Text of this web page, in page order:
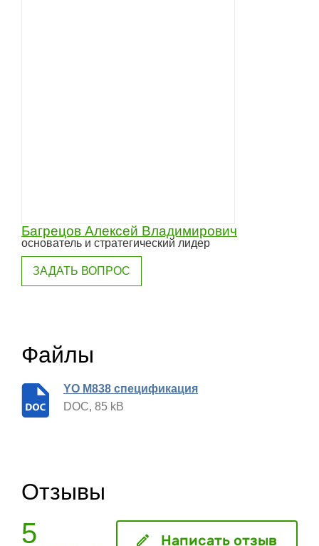
Багрецов Алексей Владимирович
основатель и стратегический лидер
ЗАДАТЬ ВОПРОС
Файлы
YO M838 спецификация
DOC, 85 kB
Отзывы
5 Написать отзыв